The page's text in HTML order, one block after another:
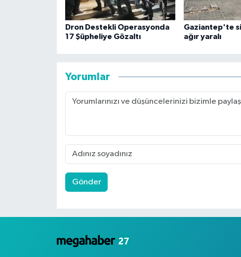
Dron Destekli Operasyonda
17 Şüpheliye Gözaltı
Gaziantep'te
ağır yaralı
Yorumlar
Gönder